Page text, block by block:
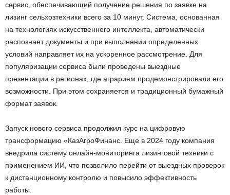
сервис, обеспечивающий получение решения по заявке на
лизинг сельхозтехники всего за 10 минут. Система, основанная
на технологиях искусственного интеллекта, автоматически
распознает документы и при выполнении определенных
условий направляет их на ускоренное рассмотрение. Для
популяризации сервиса были проведены выездные
презентации в регионах, где аграриям продемонстрировали его
возможности. При этом сохраняется и традиционный бумажный
формат заявок.
Запуск нового сервиса продолжил курс на цифровую
трансформацию «КазАгроФинанс. Еще в 2024 году компания
внедрила систему онлайн-мониторинга лизинговой техники с
применением ИИ, что позволило перейти от выездных проверок
к дистанционному контролю и повысило эффективность
работы.